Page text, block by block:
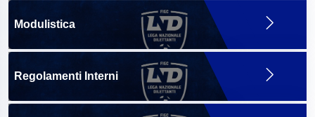
Modulistica
Regolamenti Interni